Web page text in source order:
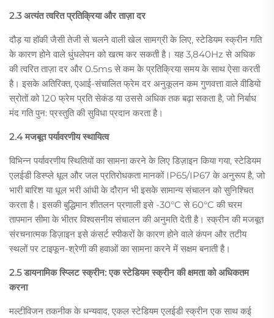
2.3 अत्यंत त्वरित प्रतिक्रिया और ताज़ा दर
दौड़ या हॉकी जैसी तेजी से चलने वाली खेल सामग्री के लिए, स्टेडियम स्क्रीन गति
के कारण होने वाले धुंधलेपन को खत्म कर सकती है। यह 3,840Hz से अधिक
की त्वरित ताज़ा दर और 0.5ms से कम के प्रतिक्रिया समय के साथ ऐसा करती
है। इसके अतिरिक्त, एआई-संचालित फ्रेम दर अनुकूलन कम गुणवत्ता वाले वीडियो
स्रोतों को 120 फ्रेम प्रति सेकंड या उससे अधिक तक बढ़ा सकता है, जो निर्बाध
मंद गति पुन: प्रस्तुति की सुविधा प्रदान करता है।
2.4 मजबूत पर्यावरणीय स्थायित्व
विभिन्न पर्यावरणीय स्थितियों का सामना करने के लिए डिज़ाइन किया गया, स्टेडियम
एलईडी डिस्प्ले धूल और जल प्रतिरोधकता मानकों IP65/IP67 के अनुरूप है, जो
भारी बारिश या धूल भरी आंधी के दौरान भी इसके सामान्य संचालन को सुनिश्चित
करता है। इसकी बुद्धिमान शीतलन प्रणाली इसे -30°C से 60°C की चरम
तापमान सीमा के भीतर विश्वसनीय संचालन की अनुमति देती है। स्क्रीन की मजबूत
संरचनात्मक डिज़ाइन इसे कंसर्ट स्पीकरों के कारण होने वाले कंपन और तटीय
स्थलों पर टाइफून-श्रेणी की हवाओं का सामना करने में सक्षम बनाती है।
2.5 डायनामिक स्प्लिट स्क्रीन: एक स्टेडियम स्क्रीन की क्षमता को अधिकतम
करना
मल्टीविजन तकनीक के धन्यवाद, एकल स्टेडियम एलईडी स्क्रीन एक साथ कई